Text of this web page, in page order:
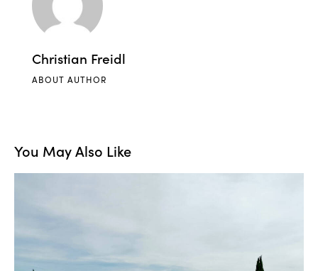
Christian Freidl
ABOUT AUTHOR
You May Also Like